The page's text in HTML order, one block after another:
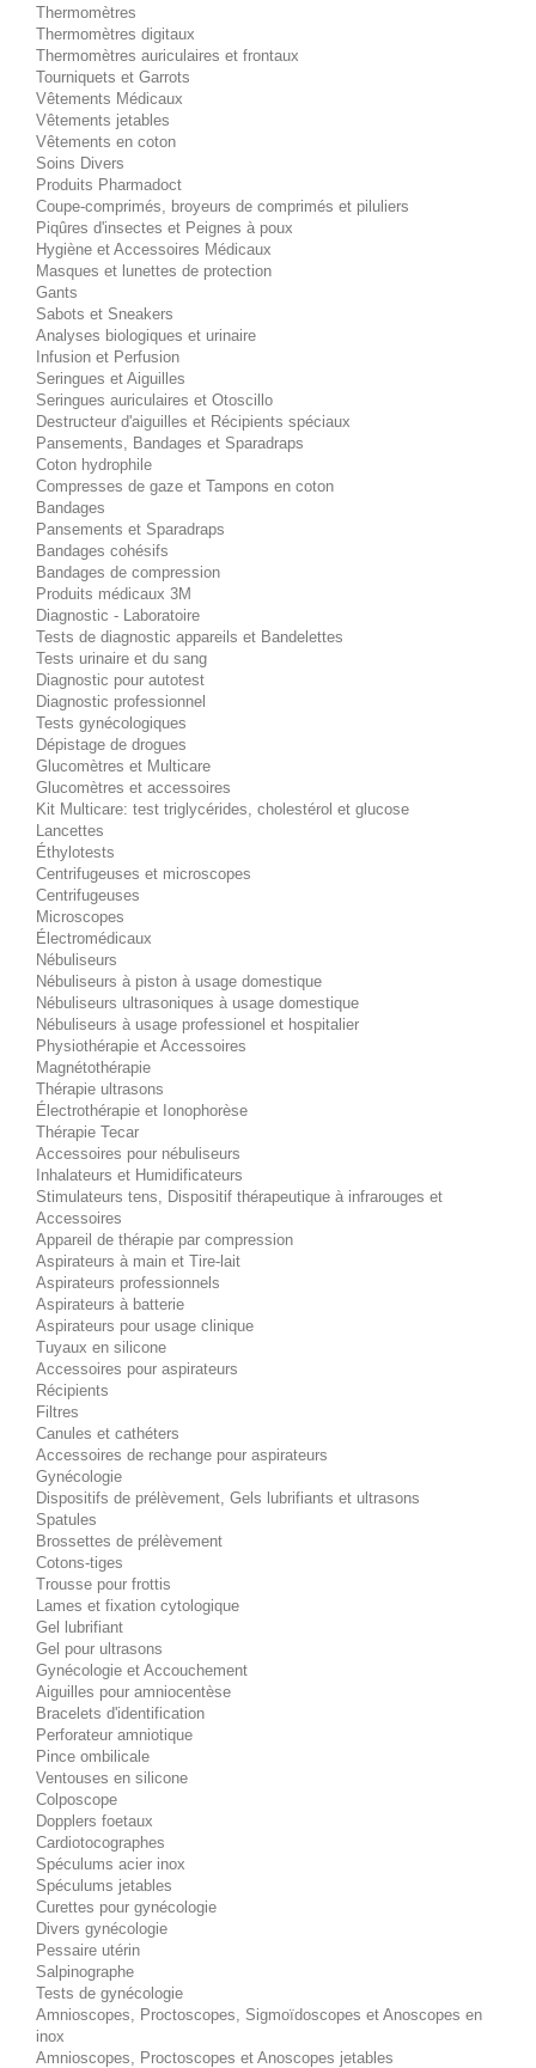
Thermomètres
Thermomètres digitaux
Thermomètres auriculaires et frontaux
Tourniquets et Garrots
Vêtements Médicaux
Vêtements jetables
Vêtements en coton
Soins Divers
Produits Pharmadoct
Coupe-comprimés, broyeurs de comprimés et piluliers
Piqûres d'insectes et Peignes à poux
Hygiène et Accessoires Médicaux
Masques et lunettes de protection
Gants
Sabots et Sneakers
Analyses biologiques et urinaire
Infusion et Perfusion
Seringues et Aiguilles
Seringues auriculaires et Otoscillo
Destructeur d'aiguilles et Récipients spéciaux
Pansements, Bandages et Sparadraps
Coton hydrophile
Compresses de gaze et Tampons en coton
Bandages
Pansements et Sparadraps
Bandages cohésifs
Bandages de compression
Produits médicaux 3M
Diagnostic - Laboratoire
Tests de diagnostic appareils et Bandelettes
Tests urinaire et du sang
Diagnostic pour autotest
Diagnostic professionnel
Tests gynécologiques
Dépistage de drogues
Glucomètres et Multicare
Glucomètres et accessoires
Kit Multicare: test triglycérides, cholestérol et glucose
Lancettes
Éthylotests
Centrifugeuses et microscopes
Centrifugeuses
Microscopes
Électromédicaux
Nébuliseurs
Nébuliseurs à piston à usage domestique
Nébuliseurs ultrasoniques à usage domestique
Nébuliseurs à usage professionel et hospitalier
Physiothérapie et Accessoires
Magnétothérapie
Thérapie ultrasons
Électrothérapie et Ionophorèse
Thérapie Tecar
Accessoires pour nébuliseurs
Inhalateurs et Humidificateurs
Stimulateurs tens, Dispositif thérapeutique à infrarouges et
Accessoires
Appareil de thérapie par compression
Aspirateurs à main et Tire-lait
Aspirateurs professionnels
Aspirateurs à batterie
Aspirateurs pour usage clinique
Tuyaux en silicone
Accessoires pour aspirateurs
Récipients
Filtres
Canules et cathéters
Accessoires de rechange pour aspirateurs
Gynécologie
Dispositifs de prélèvement, Gels lubrifiants et ultrasons
Spatules
Brossettes de prélèvement
Cotons-tiges
Trousse pour frottis
Lames et fixation cytologique
Gel lubrifiant
Gel pour ultrasons
Gynécologie et Accouchement
Aiguilles pour amniocentèse
Bracelets d'identification
Perforateur amniotique
Pince ombilicale
Ventouses en silicone
Colposcope
Dopplers foetaux
Cardiotocographes
Spéculums acier inox
Spéculums jetables
Curettes pour gynécologie
Divers gynécologie
Pessaire utérin
Salpinographe
Tests de gynécologie
Amnioscopes, Proctoscopes, Sigmoïdoscopes et Anoscopes en
inox
Amnioscopes, Proctoscopes et Anoscopes jetables